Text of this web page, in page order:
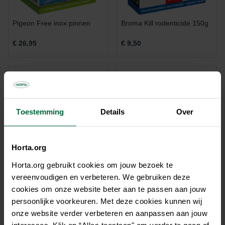
Toestemming Details Over
Horta.org
Horta.org gebruikt cookies om jouw bezoek te
vereenvoudigen en verbeteren. We gebruiken deze
cookies om onze website beter aan te passen aan jouw
persoonlijke voorkeuren. Met deze cookies kunnen wij
onze website verder verbeteren en aanpassen aan jouw
Pigeon Free inox pinnen
€ 26,95
Broma Kill rodenticide 150g
€ 9,50
Generation Pat rodenticide
150g
Sorkil Pasta Am 150 g